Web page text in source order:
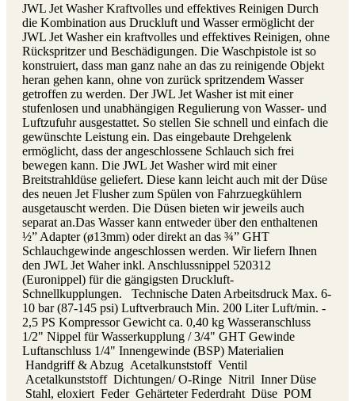
JWL Jet Washer Kraftvolles und effektives Reinigen Durch
die Kombination aus Druckluft und Wasser ermöglicht der
JWL Jet Washer ein kraftvolles und effektives Reinigen, ohne
Rückspritzer und Beschädigungen. Die Waschpistole ist so
konstruiert, dass man ganz nahe an das zu reinigende Objekt
heran gehen kann, ohne von zurück spritzendem Wasser
getroffen zu werden. Der JWL Jet Washer ist mit einer
stufenlosen und unabhängigen Regulierung von Wasser- und
Luftzufuhr ausgestattet. So stellen Sie schnell und einfach die
gewünschte Leistung ein. Das eingebaute Drehgelenk
ermöglicht, dass der angeschlossene Schlauch sich frei
bewegen kann. Die JWL Jet Washer wird mit einer
Breitstrahldüse geliefert. Diese kann leicht auch mit der Düse
des neuen Jet Flusher zum Spülen von Fahrzuegkühlern
ausgetauscht werden. Die Düsen bieten wir jeweils auch
separat an.Das Wasser kann entweder über den enthaltenen
½” Adapter (ø13mm) oder direkt an das ¾” GHT
Schlauchgewinde angeschlossen werden. Wir liefern Ihnen
den JWL Jet Waher inkl. Anschlussnippel 520312
(Euronippel) für die gängigsten Druckluft-
Schnellkupplungen. Technische Daten Arbeitsdruck Max. 6-
10 bar (87-145 psi) Luftverbrauch Min. 200 Liter Luft/min. -
2,5 PS Kompressor Gewicht ca. 0,40 kg Wasseranschluss
1/2" Nippel für Wasserkupplung / 3/4" GHT Gewinde
Luftanschluss 1/4" Innengewinde (BSP) Materialien
Handgriff & Abzug Acetalkunststoff Ventil
Acetalkunststoff Dichtungen/ O-Ringe Nitril Inner Düse
Stahl, eloxiert Feder Gehärteter Federdraht Düse POM